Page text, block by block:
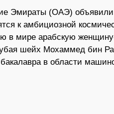
Эмираты (ОАЭ)
к амбициозной
в мире арабскую
шейх Мохаммед бин
в области